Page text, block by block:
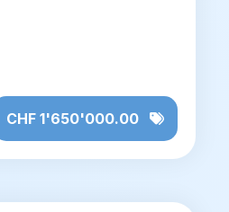
CHF 1'650'000.00